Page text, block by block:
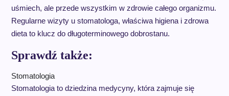
uśmiech, ale przede wszystkim w zdrowie całego organizmu.
Regularne wizyty u stomatologa, właściwa higiena i zdrowa
dieta to klucz do długoterminowego dobrostanu.
Sprawdź także:
Stomatologia
Stomatologia to dziedzina medycyny, która zajmuje się